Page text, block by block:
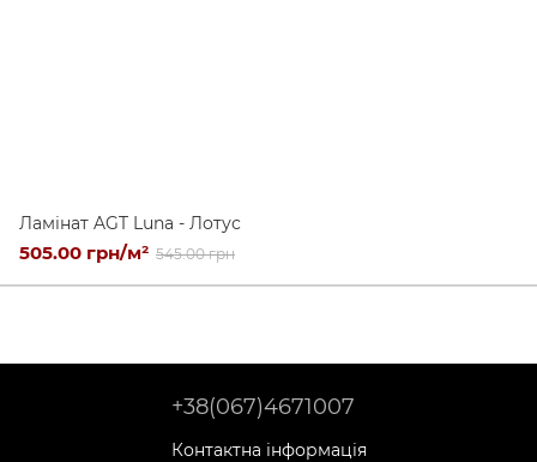
Ламінат AGT Luna - Лотус
505.00 грн/м² 545.00 грн
+38(067)4671007
Контактна інформація